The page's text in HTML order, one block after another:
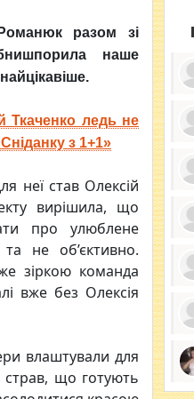
разом зі
наше
Ткаченко ледь не
з 1+1»
неї став Олексій
вирішила, що
про улюблене
не об’єктивно.
зіркою команда
вже без Олексія
влаштували для
страв, що готують
за
ми